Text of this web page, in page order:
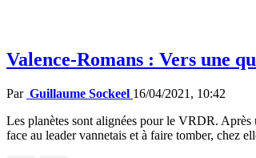
Valence-Romans : Vers une
Par Guillaume Sockeel 16/04/2021, 10:42
Les planètes sont alignées pour le VRDR. Après
face au leader vannetais et à faire tomber, chez